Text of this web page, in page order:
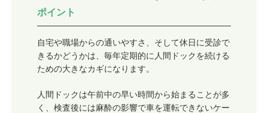
ポイント
自宅や職場からの通いやすさ、そして休日に受診で
きるかどうかは、毎年定期的に人間ドックを続ける
ための大きなカギになります。
人間ドックは午前中の早い時間から始まることが多
く、検査後には麻酔の影響で車を運転できないケー